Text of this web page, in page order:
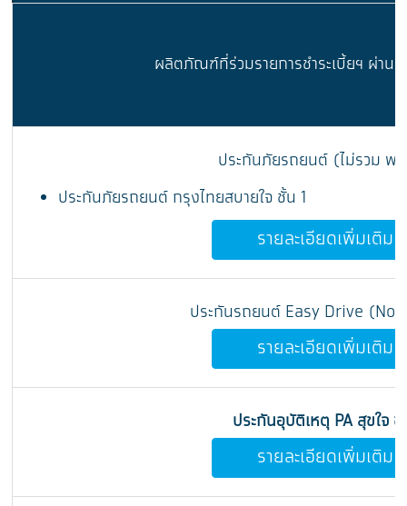
ผลิตภัณฑ์ที่ร่วมรายการชำระเบี้ยฯ ผ่าน
ประกันภัยรถยนต์ (ไม่รวม พ.
ประกันภัยรถยนต์ กรุงไทยสบายใจ ชั้น 1
รายละเอียดเพิ่มเติม
ประกันรถยนต์ Easy Drive
รายละเอียดเพิ่มเติม
ประกันอุบัติเหตุ PA สุขใจ ชั
รายละเอียดเพิ่มเติม